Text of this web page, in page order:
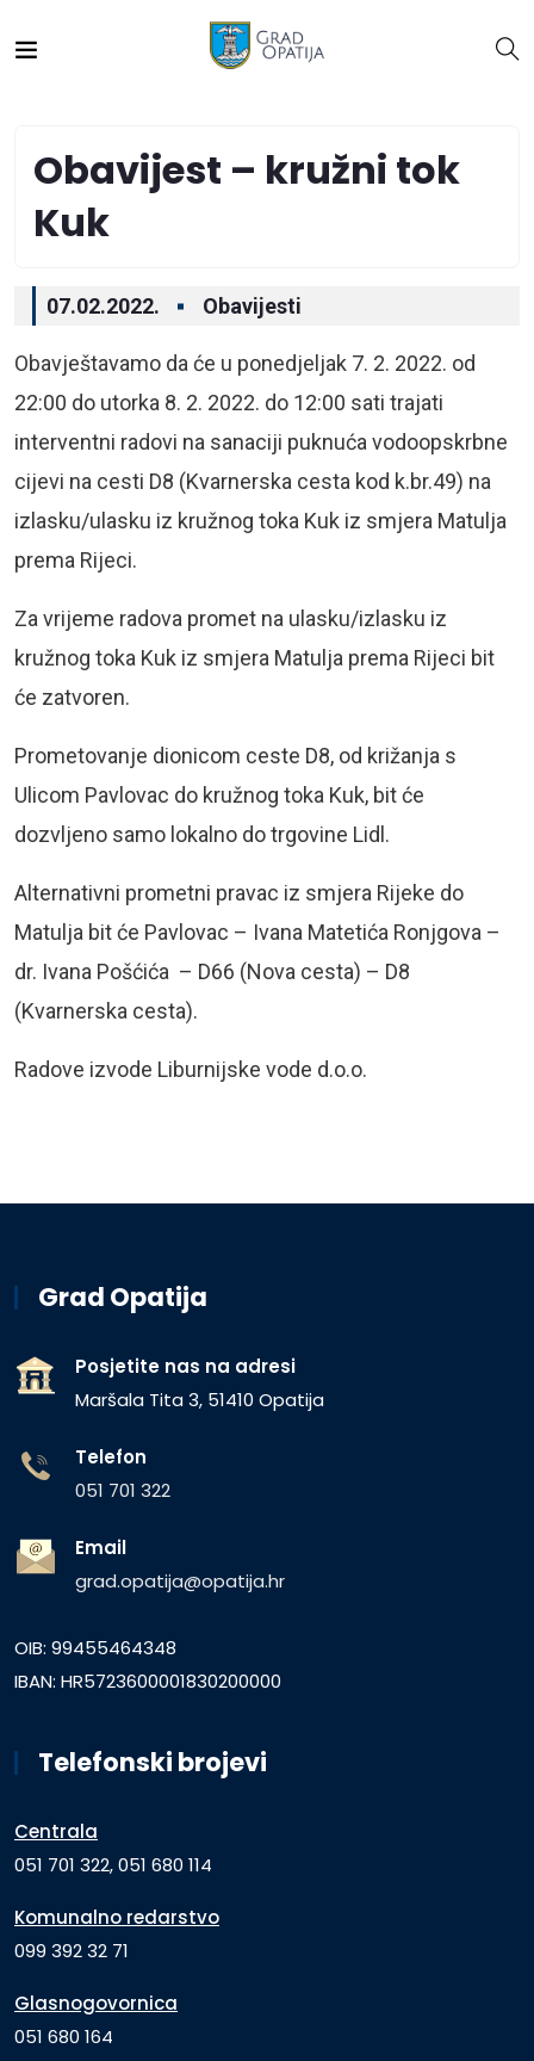
Obavijest – kružni tok
Kuk
07.02.2022. Obavijesti
Obavještavamo da će u ponedjeljak 7. 2. 2022. od
22:00 do utorka 8. 2. 2022. do 12:00 sati trajati
interventni radovi na sanaciji puknuća vodoopskrbne
cijevi na cesti D8 (Kvarnerska cesta kod k.br.49) na
izlasku/ulasku iz kružnog toka Kuk iz smjera Matulja
prema Rijeci.
Za vrijeme radova promet na ulasku/izlasku iz
kružnog toka Kuk iz smjera Matulja prema Rijeci bit
će zatvoren.
Prometovanje dionicom ceste D8, od križanja s
Ulicom Pavlovac do kružnog toka Kuk, bit će
dozvljeno samo lokalno do trgovine Lidl.
Alternativni prometni pravac iz smjera Rijeke do
Matulja bit će Pavlovac – Ivana Matetića Ronjgova –
dr. Ivana Pošćića – D66 (Nova cesta) – D8
(Kvarnerska cesta).
Radove izvode Liburnijske vode d.o.o.
Grad Opatija
Posjetite nas na adresi
Maršala Tita 3, 51410 Opatija
Telefon
051 701 322
Email
grad.opatija@opatija.hr
OIB: 99455464348
IBAN: HR5723600001830200000
Telefonski brojevi
Centrala
051 701 322, 051 680 114
Komunalno redarstvo
099 392 32 71
Glasnogovornica
051 680 164